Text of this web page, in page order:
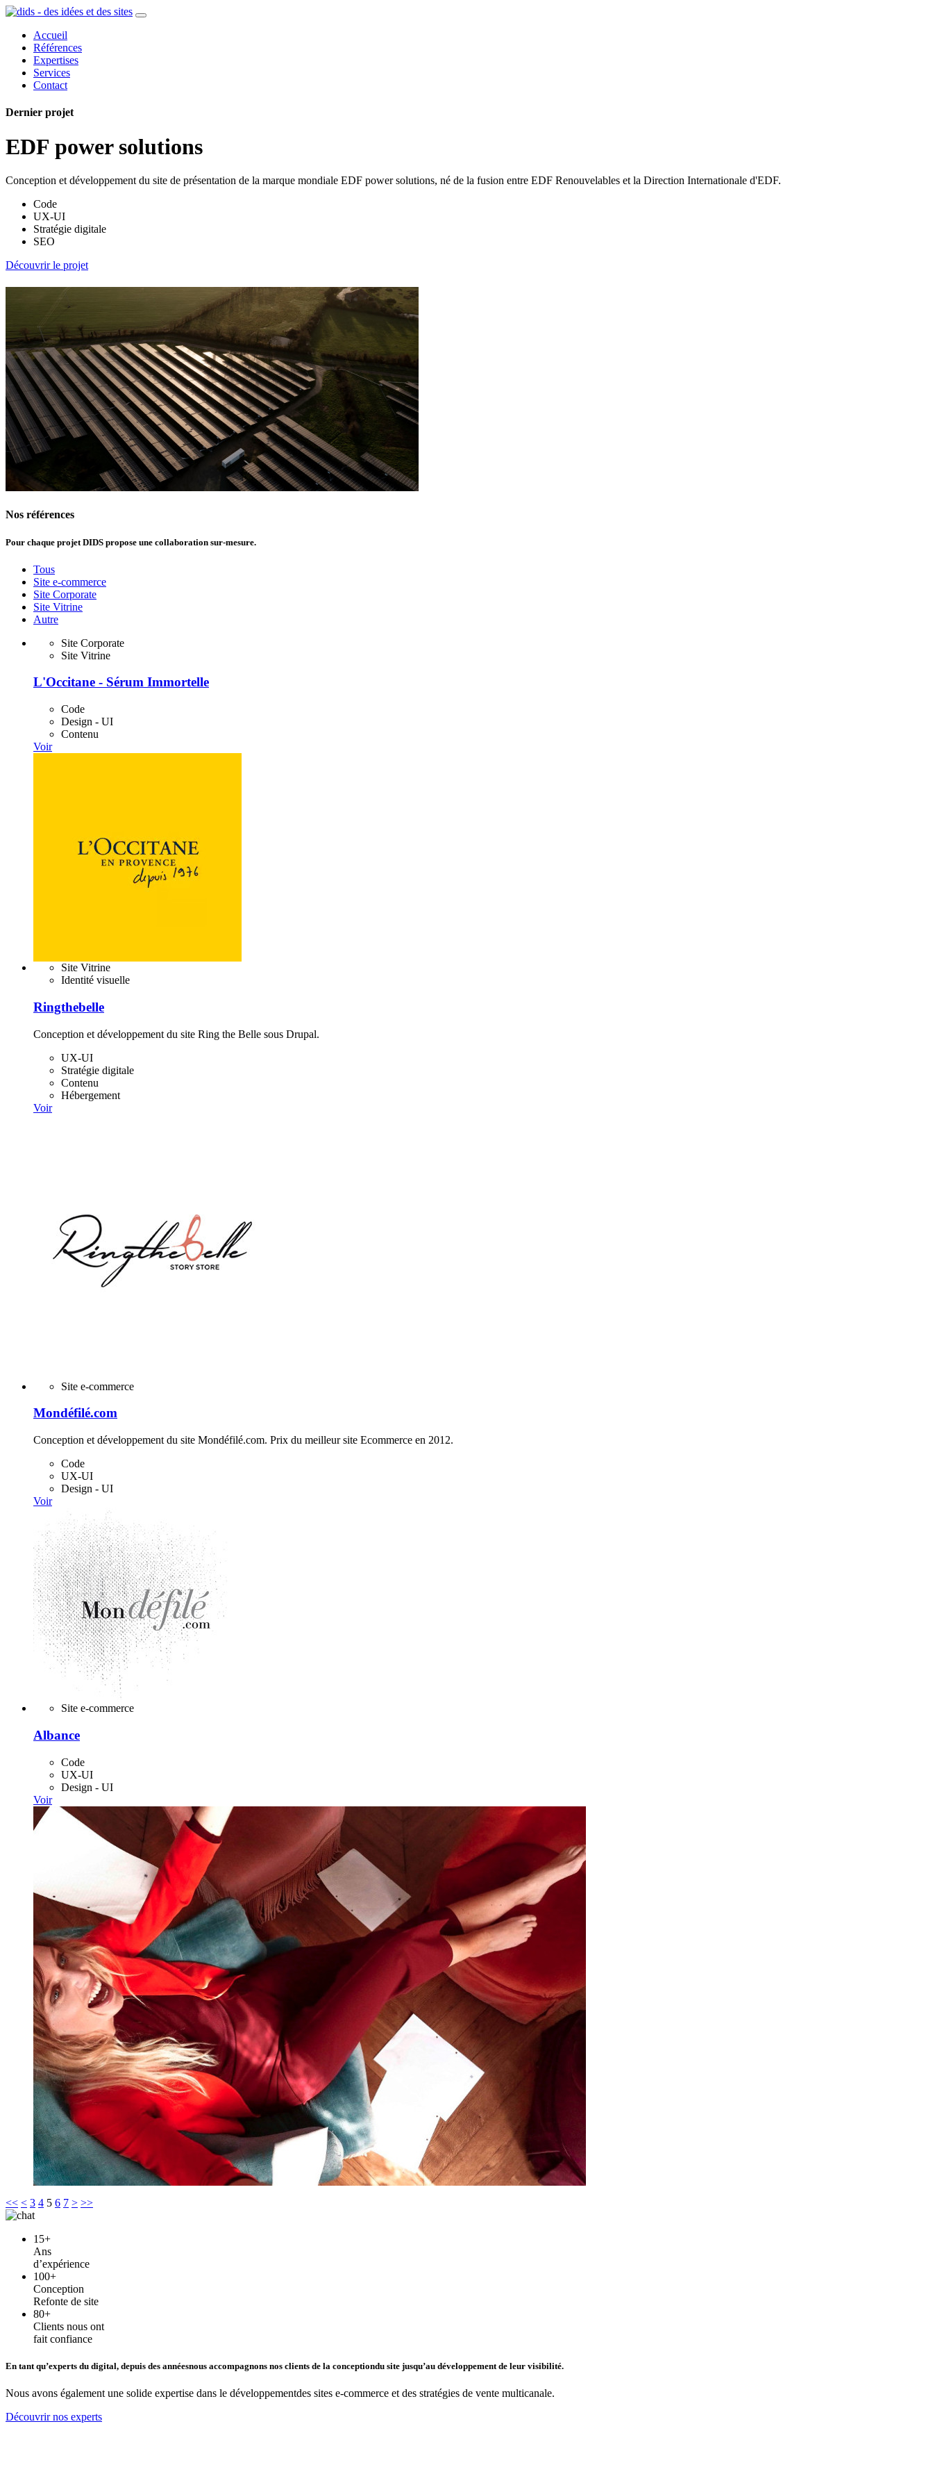
Accueil
Références
Expertises
Services
Contact
Dernier projet
EDF power solutions
Conception et développement du site de présentation de la marque mondiale EDF power solutions, né de la fusion entre EDF Renouvelables et la Direction Internationale d'EDF.
Code
UX-UI
Stratégie digitale
SEO
Découvrir le projet
Nos références
Pour chaque projet DIDS propose une collaboration sur-mesure.
Tous
Site e-commerce
Site Corporate
Site Vitrine
Autre
Site Corporate
Site Vitrine
L'Occitane - Sérum Immortelle
Code
Design - UI
Contenu
Voir
Site Vitrine
Identité visuelle
Ringthebelle
Conception et développement du site Ring the Belle sous Drupal.
UX-UI
Stratégie digitale
Contenu
Hébergement
Voir
Site e-commerce
Mondéfilé.com
Conception et développement du site Mondéfilé.com. Prix du meilleur site Ecommerce en 2012.
Code
UX-UI
Design - UI
Voir
Site e-commerce
Albance
Code
UX-UI
Design - UI
Voir
<< < 3 4 5 6 7 > >>
15+
Ans
d’expérience
100+
Conception
Refonte de site
80+
Clients nous ont
fait confiance
En tant qu’experts du digital, depuis des annéesnous accompagnons nos clients de la conceptiondu site jusqu’au développement de leur visibilité.
Nous avons également une solide expertise dans le développementdes sites e-commerce et des stratégies de vente multicanale.
Découvrir nos experts